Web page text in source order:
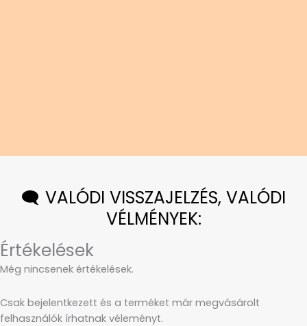
🗨️ VALÓDI VISSZAJELZÉS, VALÓDI
VÉLMÉNYEK:
Értékelések
Még nincsenek értékelések.
Csak bejelentkezett és a terméket már megvásárolt
felhasználók írhatnak véleményt.